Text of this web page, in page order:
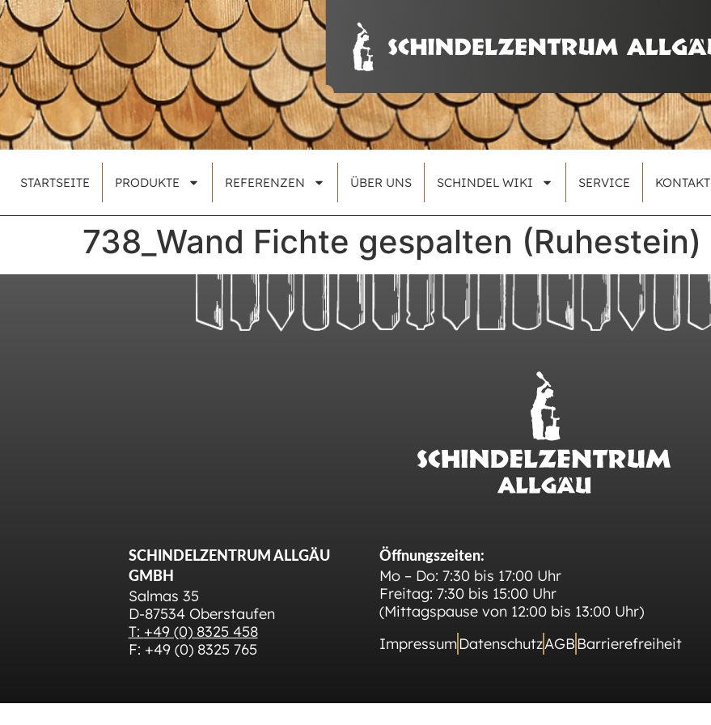
STARTSEITE PRODUKTE REFERENZEN ÜBER UNS SCHINDEL WIKI SERVICE KONTAKT
738_Wand Fichte gespalten (Ruhestein)
SCHINDELZENTRUM ALLGÄU
GMBH
Salmas 35
D-87534 Oberstaufen
T: +49 (0) 8325 458
F: +49 (0) 8325 765
Öffnungszeiten:
Mo – Do: 7:30 bis 17:00 Uhr
Freitag: 7:30 bis 15:00 Uhr
(Mittagspause von 12:00 bis 13:00 Uhr)
ImpressumDatenschutzAGBBarrierefreiheit